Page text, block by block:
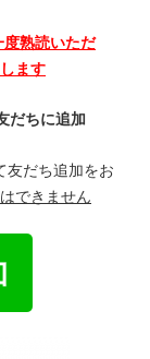
熟読いただ
ます
だちに追加
友だち追加をお
できません